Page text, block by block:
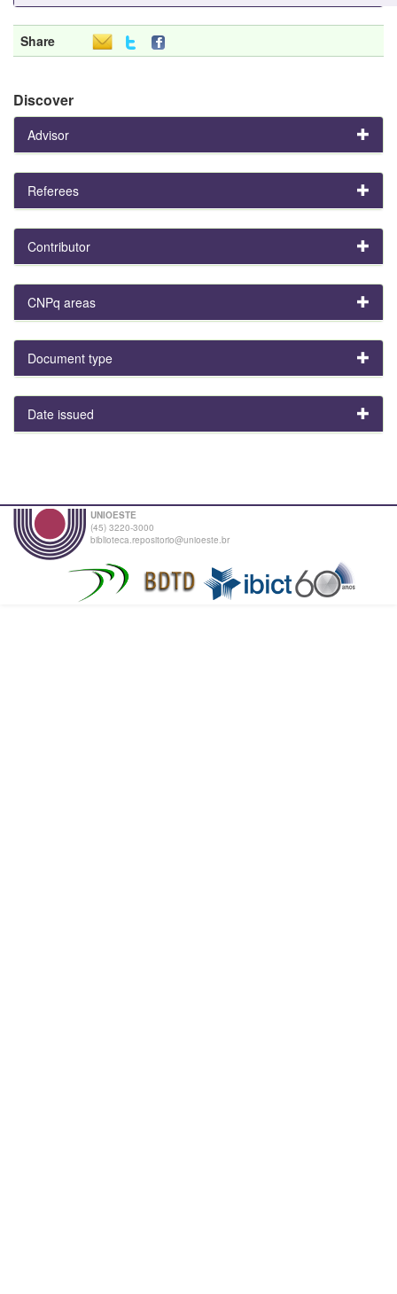
Share
Discover
Advisor
Referees
Contributor
CNPq areas
Document type
Date issued
UNIOESTE
(45) 3220-3000
biblioteca.repositorio@unioeste.br